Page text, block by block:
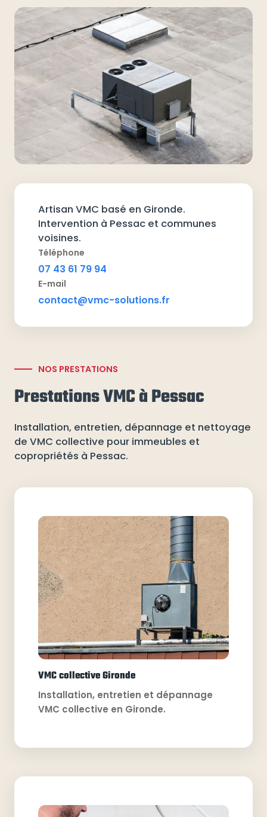
Artisan VMC basé en Gironde.
Intervention à Pessac et communes
voisines.
Téléphone
07 43 61 79 94
E-mail
contact@vmc-solutions.fr
NOS PRESTATIONS
Prestations VMC à Pessac
Installation, entretien, dépannage et nettoyage
de VMC collective pour immeubles et
copropriétés à Pessac.
VMC collective Gironde
Installation, entretien et dépannage
VMC collective en Gironde.